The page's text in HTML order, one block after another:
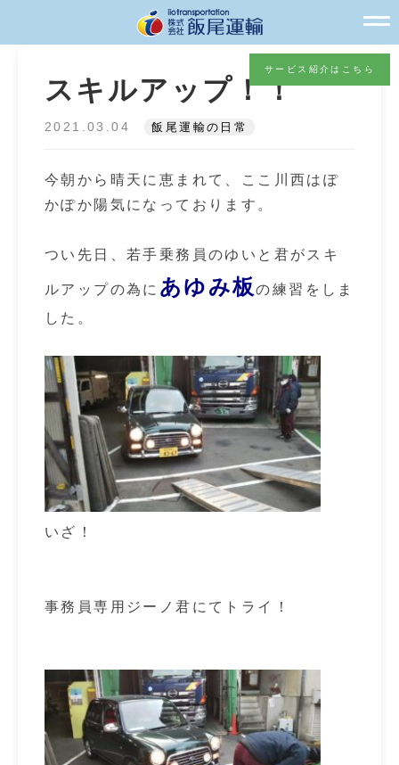
サービス紹介はこちら
スキルアップ！！
2021.03.04 飯尾運輸の日常
今朝から晴天に恵まれて、ここ川西はぽ
かぽか陽気になっております。
つい先日、若手乗務員のゆいと君がスキ
ルアップの為に あゆみ板の練習をしま
した。
いざ！
事務員専用ジーノ君にてトライ！